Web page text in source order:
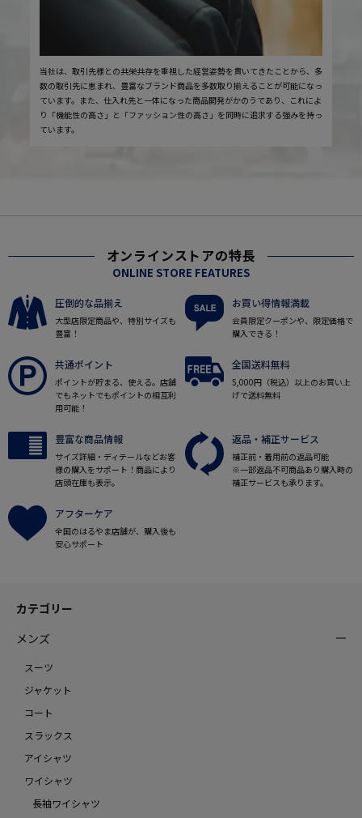
当社は、取引先様との共栄共存を重視した経営姿勢を貫いてきたことから、多
数の取引先に恵まれ、豊富なブランド商品を多数取り揃えることが可能になっ
ています。また、仕入れ先と一体になった商品開発がかのうであり、これによ
り「機能性の高さ」と「ファッション性の高さ」を同時に追求する強みを持っ
ています。
オンラインストアの特長
ONLINE STORE FEATURES
圧倒的な品揃え
大型店限定商品や、特別サイズも
豊富！
お買い得情報満載
会員限定クーポンや、限定価格で
購入できる！
共通ポイント
ポイントが貯まる、使える。店舗
でもネットでもポイントの相互利
用可能！
全国送料無料
5,000円（税込）以上のお買い上
げで送料無料
豊富な商品情報
サイズ詳細・ディテールなどお客
様の購入をサポート！商品により
店頭在庫も表示。
返品・補正サービス
補正前・着用前の返品可能
※一部返品不可商品あり購入時の
補正サービスも承ります。
アフターケア
全国のはるやま店舗が、購入後も
安心サポート
カテゴリー
メンズ
スーツ
ジャケット
コート
スラックス
アイシャツ
ワイシャツ
長袖ワイシャツ